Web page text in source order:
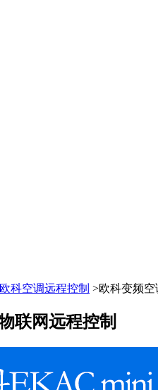
欧科空调远程控制 >欧科变频
联网远程控制